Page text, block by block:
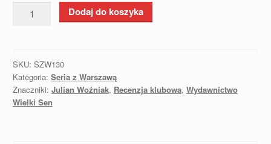
ilość
nocy
-
Julian
Woźniak
Dodaj do koszyka
SKU: SZW130
Kategoria: Seria z Warszawą
Znaczniki: Julian Woźniak, Recenzja klubowa, Wydawnictwo
Wielki Sen